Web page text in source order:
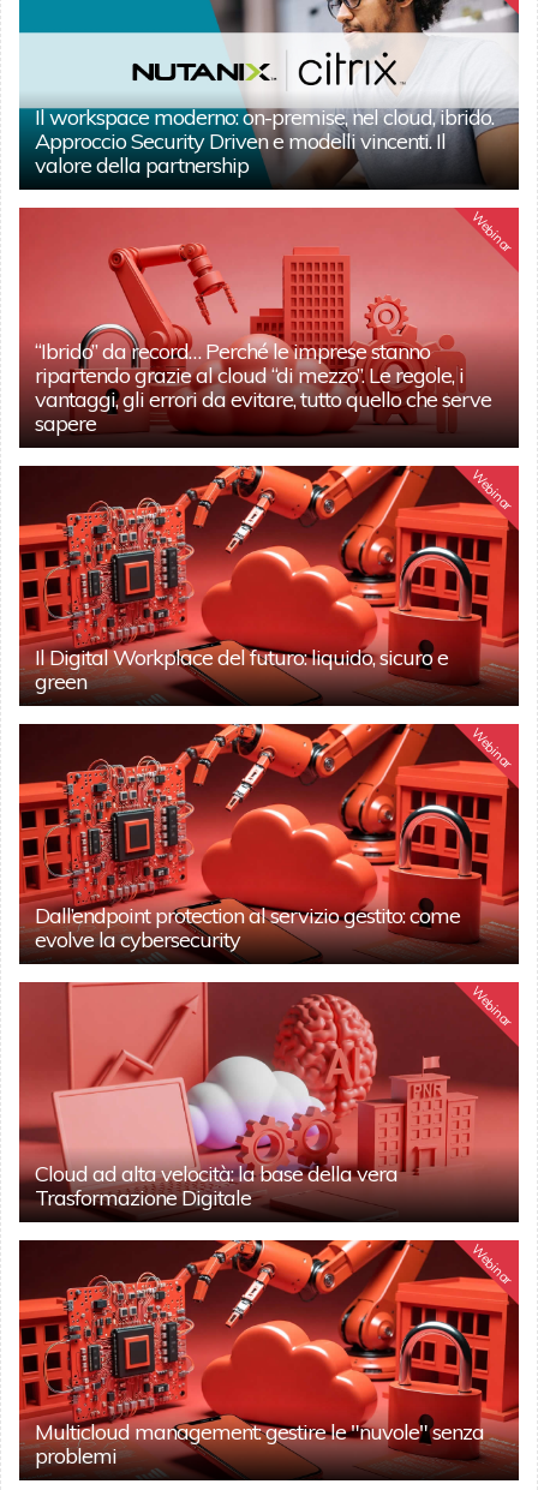
Il workspace moderno: on-premise, nel cloud, ibrido.
Approccio Security Driven e modelli vincenti. Il
valore della partnership
Webinar
“Ibrido” da record… Perché le imprese stanno
ripartendo grazie al cloud “di mezzo”. Le regole, i
vantaggi, gli errori da evitare, tutto quello che serve
sapere
Webinar
Il Digital Workplace del futuro: liquido, sicuro e
green
Webinar
Dall’endpoint protection al servizio gestito: come
evolve la cybersecurity
Webinar
Cloud ad alta velocità: la base della vera
Trasformazione Digitale
Webinar
Multicloud management: gestire le "nuvole" senza
problemi